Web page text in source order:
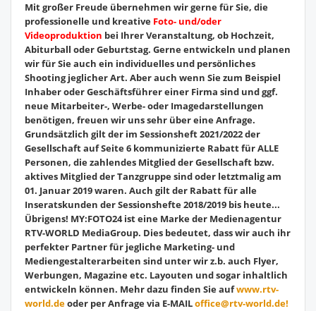
Mit großer Freude übernehmen wir gerne für Sie, die
professionelle und kreative Foto- und/oder
Videoproduktion bei Ihrer Veranstaltung, ob Hochzeit,
Abiturball oder Geburtstag. Gerne entwickeln und planen
wir für Sie auch ein individuelles und persönliches
Shooting jeglicher Art. Aber auch wenn Sie zum Beispiel
Inhaber oder Geschäftsführer einer Firma sind und ggf.
neue Mitarbeiter-, Werbe- oder Imagedarstellungen
benötigen, freuen wir uns sehr über eine Anfrage.
Grundsätzlich gilt der im Sessionsheft 2021/2022 der
Gesellschaft auf Seite 6 kommunizierte Rabatt für ALLE
Personen, die zahlendes Mitglied der Gesellschaft bzw.
aktives Mitglied der Tanzgruppe sind oder letztmalig am
01. Januar 2019 waren. Auch gilt der Rabatt für alle
Inseratskunden der Sessionshefte 2018/2019 bis heute...
Übrigens! MY:FOTO24 ist eine Marke der Medienagentur
RTV-WORLD MediaGroup. Dies bedeutet, dass wir auch ihr
perfekter Partner für jegliche Marketing- und
Mediengestalterarbeiten sind unter wir z.b. auch Flyer,
Werbungen, Magazine etc. Layouten und sogar inhaltlich
entwickeln können. Mehr dazu finden Sie aufwww.rtv-
world.deoder per Anfrage via E-MAILoffice@rtv-world.de!